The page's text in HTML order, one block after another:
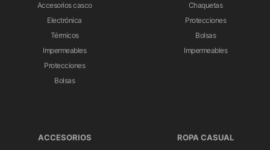
Accesorios casco
Electrónica
Térmicos
Impermeables
Protecciones
Bolsas
Chaquetas
Protecciones
Bolsas
Impermeables
ACCESORIOS ROPA CASUAL